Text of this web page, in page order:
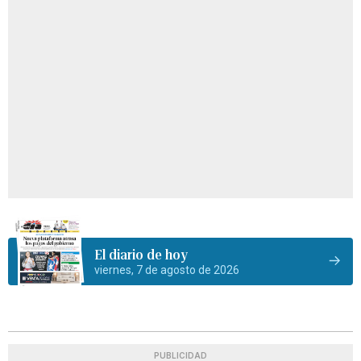
El diario de hoy
viernes, 7 de agosto de 2026
PUBLICIDAD